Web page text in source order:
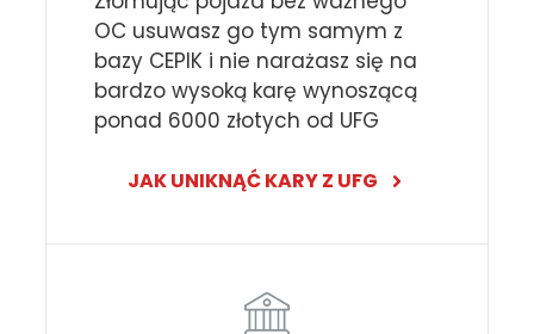
OC usuwasz go tym samym z
bazy CEPIK i nie narażasz się na
bardzo wysoką karę wynoszącą
ponad 6000 złotych od UFG
JAK UNIKNĄĆ KARY Z UFG